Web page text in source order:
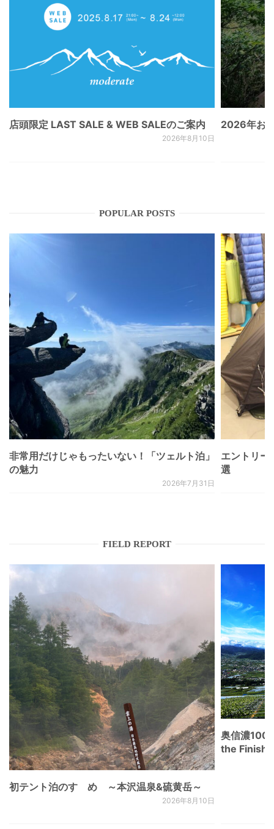
店頭限定 LAST SALE & WEB SALEのご案内
2026年8月10日
2026年お
POPULAR POSTS
非常用だけじゃもったいない！「ツェルト泊」
の魅力
2026年7月31日
エントリー
選
FIELD REPORT
初テント泊のすゝめ ～本沢温泉&硫黄岳～
2026年8月10日
奥信濃100
the Finish